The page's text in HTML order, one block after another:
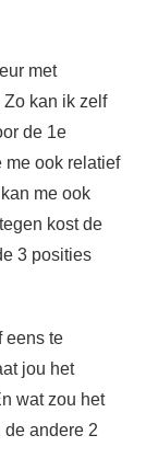
met
Zo kan ik zelf
de 1e
me ook relatief
me ook
kost de
3 posities
eens te
jou het
wat zou het
andere 2